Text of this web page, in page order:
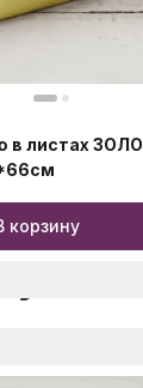
в листах
корзину